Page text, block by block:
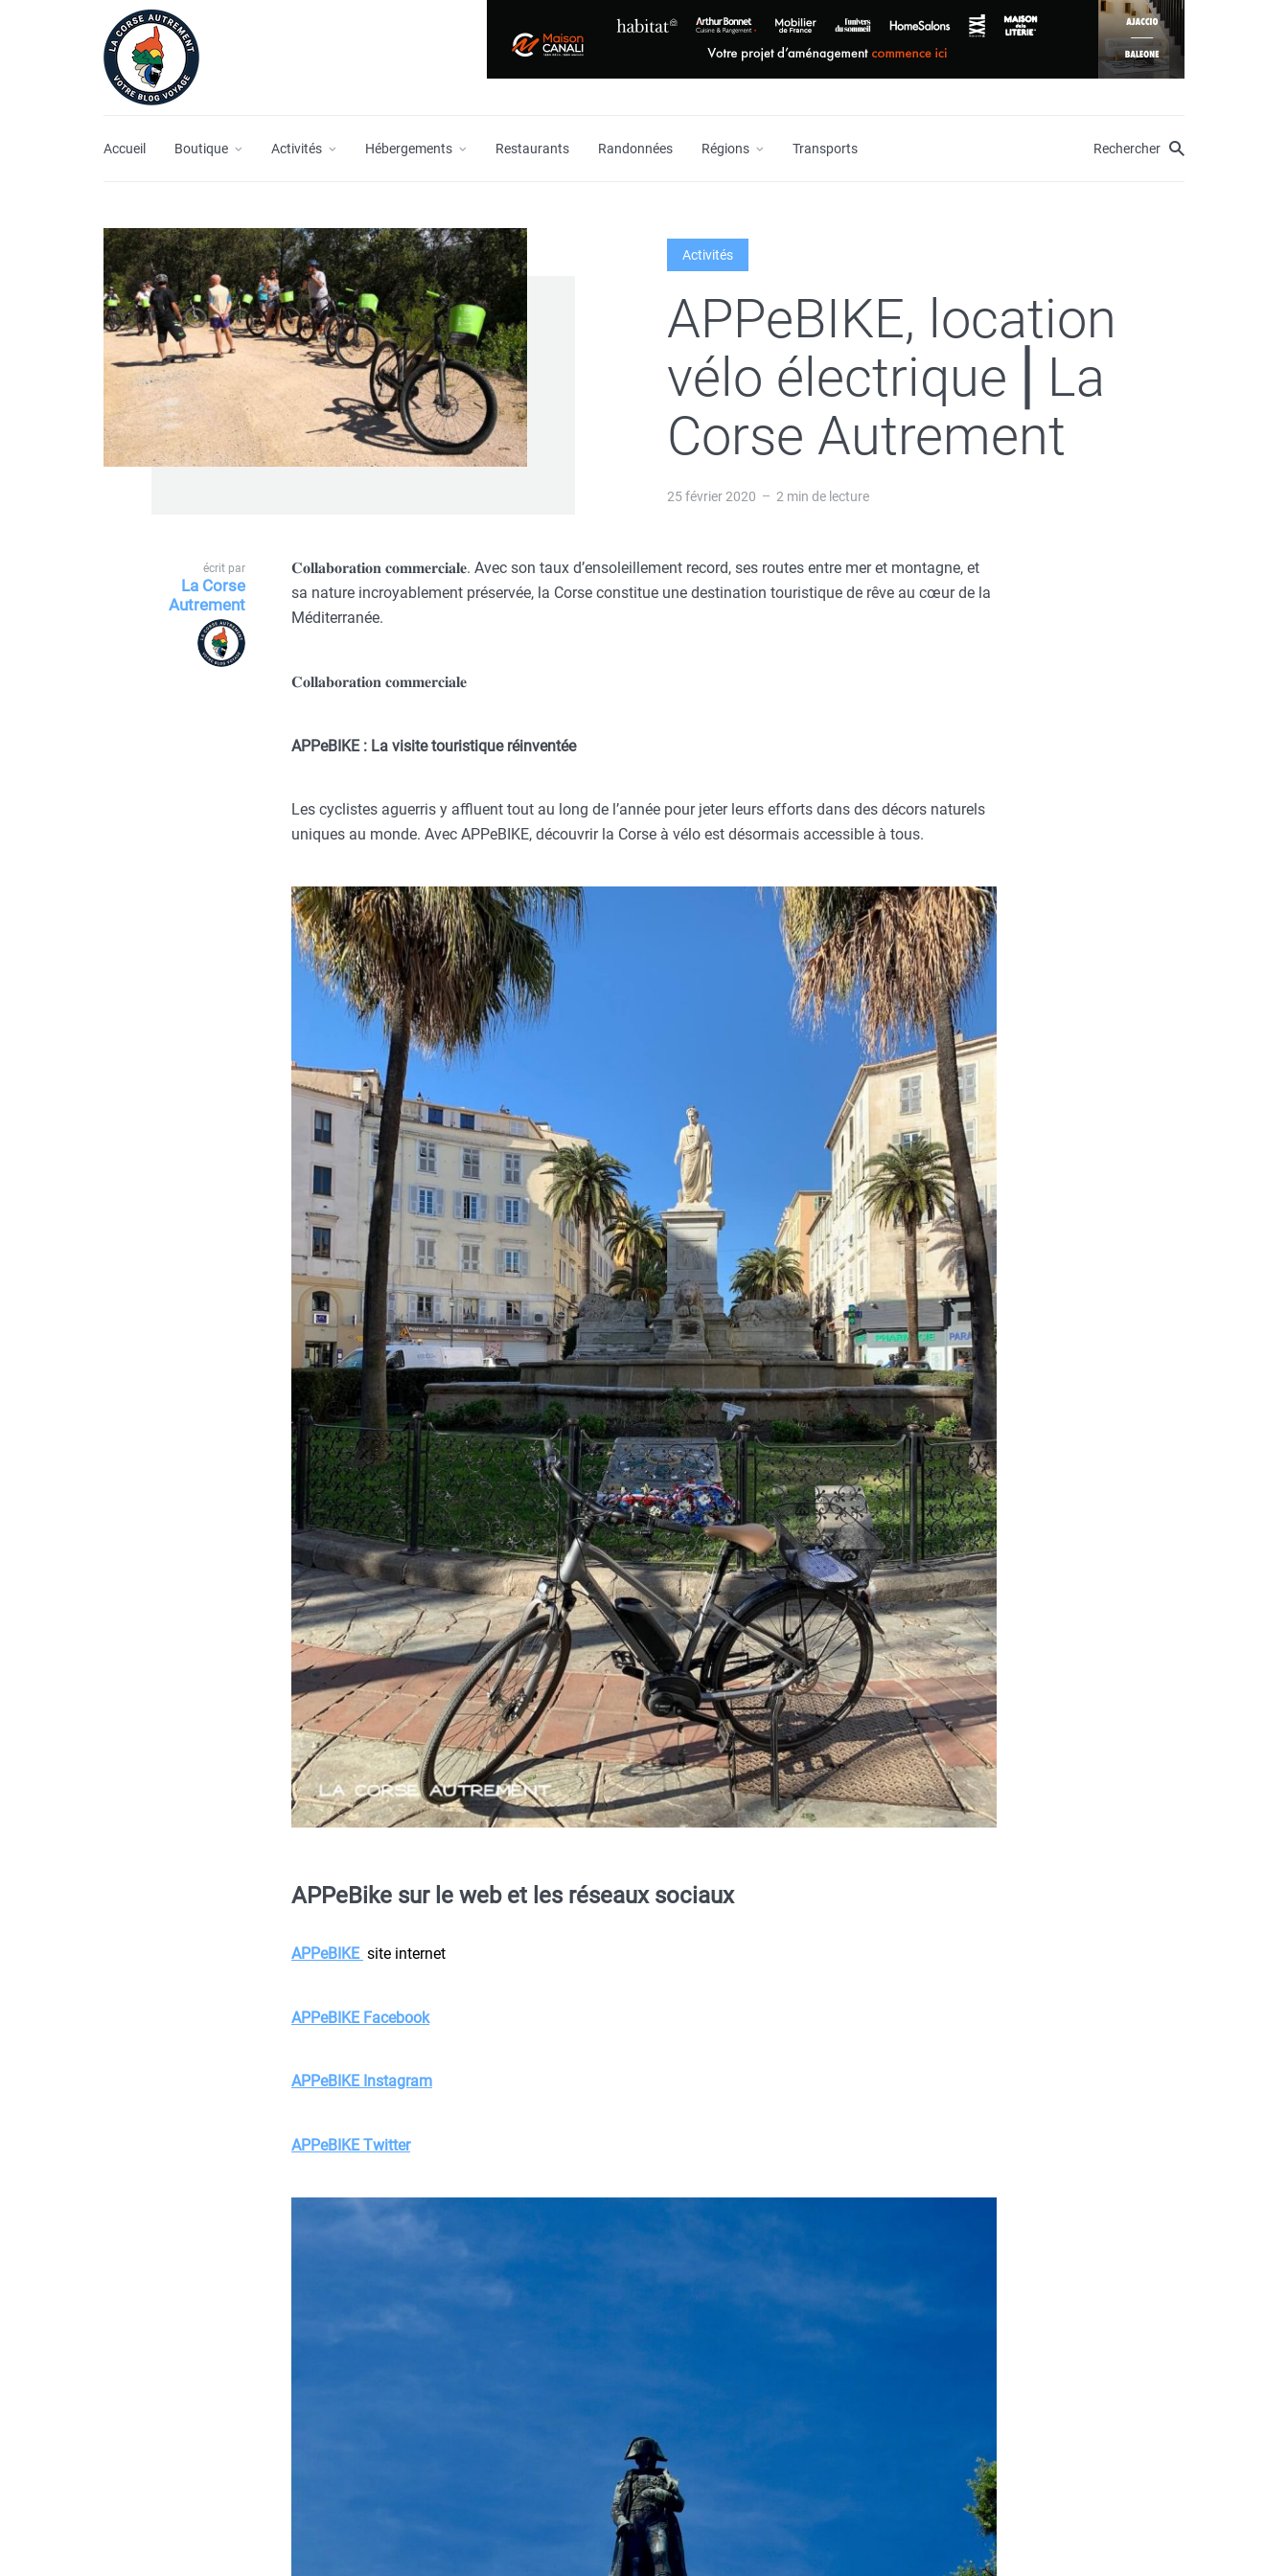
Accueil Boutique Activités Hébergements Restaurants Randonnées Régions Transports Rechercher
Activités
APPeBIKE, location
vélo électrique⎪La
Corse Autrement
25 février 2020 2 min de lecture
écrit par
La Corse
Autrement
𝐂𝐨𝐥𝐥𝐚𝐛𝐨𝐫𝐚𝐭𝐢𝐨𝐧 𝐜𝐨𝐦𝐦𝐞𝐫𝐜𝐢𝐚𝐥𝐞. Avec son taux d’ensoleillement record, ses routes entre mer et montagne, et
sa nature incroyablement préservée, la Corse constitue une destination touristique de rêve au cœur de la
Méditerranée.
𝐂𝐨𝐥𝐥𝐚𝐛𝐨𝐫𝐚𝐭𝐢𝐨𝐧 𝐜𝐨𝐦𝐦𝐞𝐫𝐜𝐢𝐚𝐥𝐞
APPeBIKE : La visite touristique réinventée
Les cyclistes aguerris y affluent tout au long de l’année pour jeter leurs efforts dans des décors naturels
uniques au monde. Avec APPeBIKE, découvrir la Corse à vélo est désormais accessible à tous.
APPeBike sur le web et les réseaux sociaux
APPeBIKE site internet
APPeBIKE Facebook
APPeBIKE Instagram
APPeBIKE Twitter